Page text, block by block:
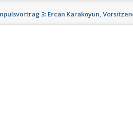
3: Ercan Karakoyun,